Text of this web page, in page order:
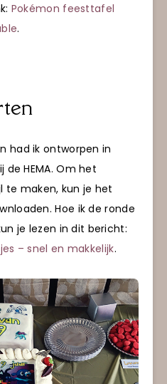
Pokémon feesttafel
.
had ik ontworpen in
HEMA. Om het
te maken, kun je het
Hoe ik de ronde
je lezen in dit bericht:
– snel en makkelijk.